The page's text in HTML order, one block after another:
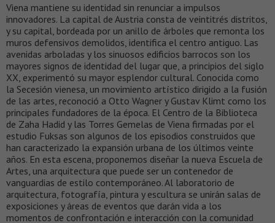
Viena mantiene su identidad sin renunciar a impulsos
innovadores. La capital de Austria consta de veintitrés distritos,
y su capital, bordeada por un anillo de árboles que remonta los
muros defensivos demolidos, identifica el centro antiguo. Las
avenidas arboladas y los sinuosos edificios barrocos son los
mayores signos de identidad del lugar que, a principios del siglo
XX, experimentó su mayor esplendor cultural. Conocida como
la Secesión vienesa, un movimiento artístico dirigido a la fusión
de las artes, reconoció a Otto Wagner y Gustav Klimt como los
principales fundadores de la época. El Centro de la Biblioteca
de Zaha Hadid y las Torres Gemelas de Viena firmadas por el
estudio Fuksas son algunos de los episodios construidos que
han caracterizado la expansión urbana de los últimos veinte
años. En esta escena, proponemos diseñar la nueva Escuela de
Artes, una arquitectura que puede ser un contenedor de
vanguardias de estilo contemporáneo. Al laboratorio de
arquitectura, fotografía, pintura y escultura se unirán salas de
exposiciones y áreas de eventos que darán vida a los
momentos de confrontación e interacción con la comunidad